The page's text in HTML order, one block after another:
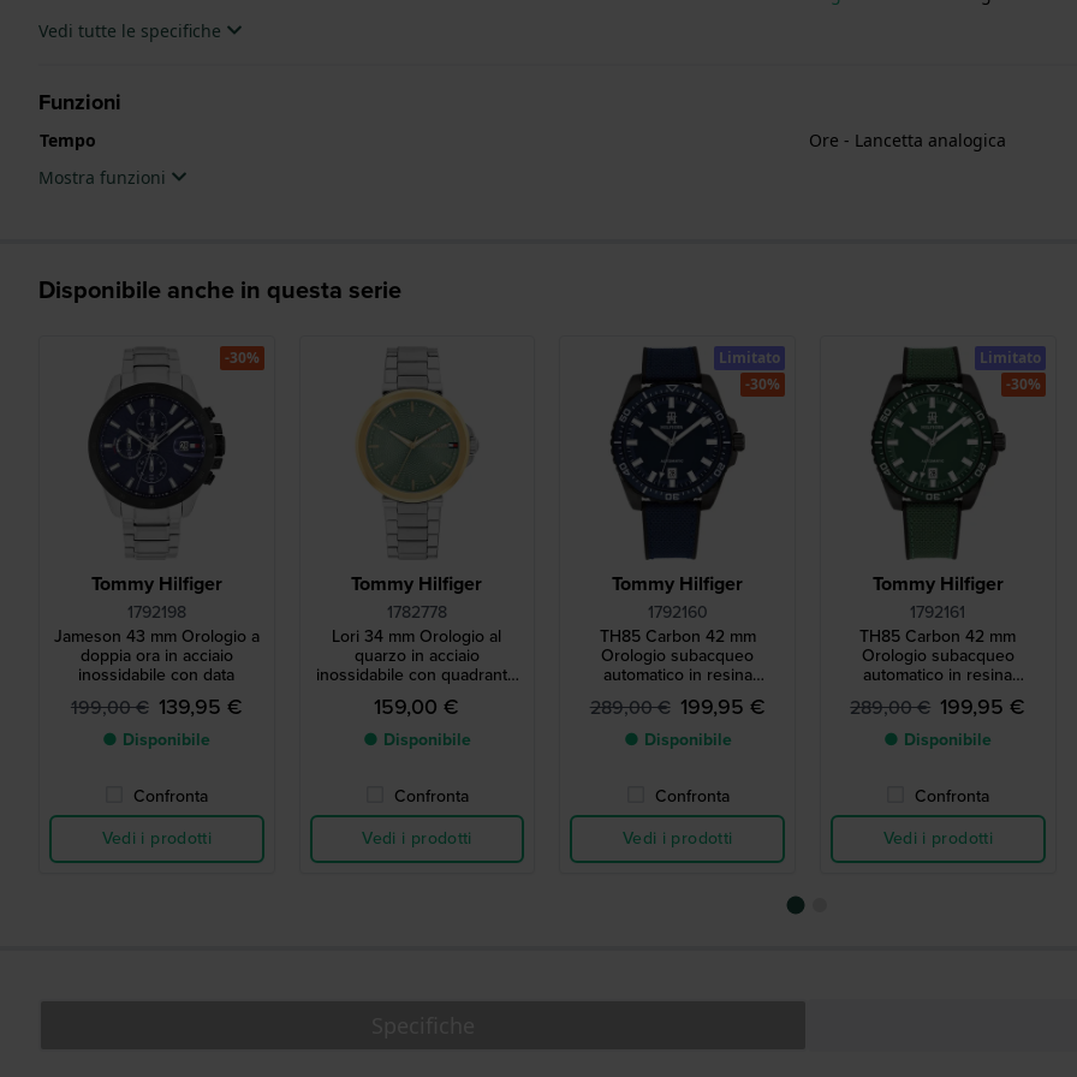
Vedi tutte le specifiche
Funzioni
Tempo
Ore - Lancetta analogica
Mostra funzioni
Disponibile anche in questa serie
Tommy Hilfiger
1792198
Jameson 43 mm Orologio a
doppia ora in acciaio
inossidabile con data
199,00 € 139,95 €
● Disponibile
Confronta
Vedi i prodotti
-30%
Tommy Hilfiger
1782778
Lori 34 mm Orologio al
quarzo in acciaio
inossidabile con quadrante
testurizzato
159,00 €
● Disponibile
Confronta
Vedi i prodotti
Tommy Hilfiger
1792160
TH85 Carbon 42 mm
Orologio subacqueo
automatico in resina
rinforzata al carbonio in
edizione limitata
289,00 € 199,95 €
● Disponibile
Confronta
Vedi i prodotti
Limitato
-30%
Tommy Hilfiger
1792161
TH85 Carbon 42 mm
Orologio subacqueo
automatico in resina
rinforzata al carbonio in
edizione limitata
289,00 € 199,95 €
● Disponibile
Confronta
Vedi i prodotti
Limitato
-30%